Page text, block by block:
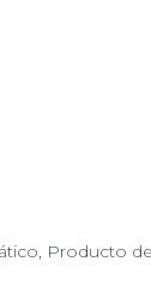
Producto